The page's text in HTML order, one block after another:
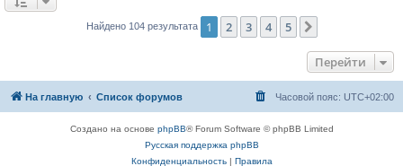
Найдено 104 результата 1 2 3 4 5
Перейти
На главную Список форумов Часовой пояс: UTC+02:00
Создано на основе phpBB® Forum Software © phpBB Limited
Русская поддержка phpBB
Конфиденциальность| Правила